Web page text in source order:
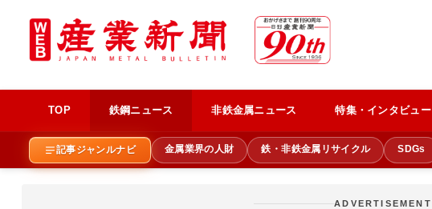
TOP 鉄鋼ニュース 非鉄金属ニュース 特集・インタビュー
記事ジャンルナビ 金属業界の人財 鉄・非鉄金属リサイクル SDGs
ADVERTISEMENT